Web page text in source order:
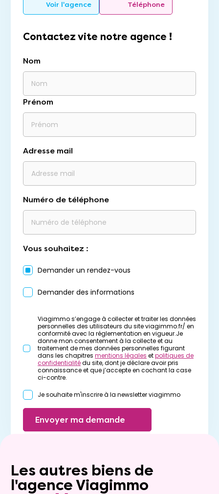
Voir l'agence Téléphone
Contactez vite notre agence !
Nom
Prénom
Adresse mail
Numéro de téléphone
Vous souhaitez :
Demander un rendez-vous
Demander des informations
Viagimmo s’engage à collecter et traiter les données
personnelles des utilisateurs du site viagimmo.fr/ en
conformité avec la réglementation en vigueur.Je
donne mon consentement à la collecte et au
traitement de mes données personnelles figurant
dans les chapitres mentions légales etpolitiques de
confidentialitédu site, dont je déclare avoir pris
connaissance et que j’accepte en cochant la case
ci-contre.
Je souhaite m'inscrire à la newsletter viagimmo
Envoyer ma demande
Les autres biens de
l'agence Viagimmo